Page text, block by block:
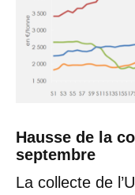
Hausse de la
septembre
La collecte de